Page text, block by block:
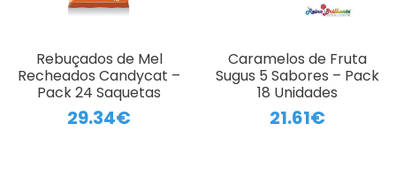
Rebuçados de Mel
Recheados Candycat –
Pack 24 Saquetas
29.34€
Caramelos de Fruta
Sugus 5 Sabores – Pack
18 Unidades
21.61€